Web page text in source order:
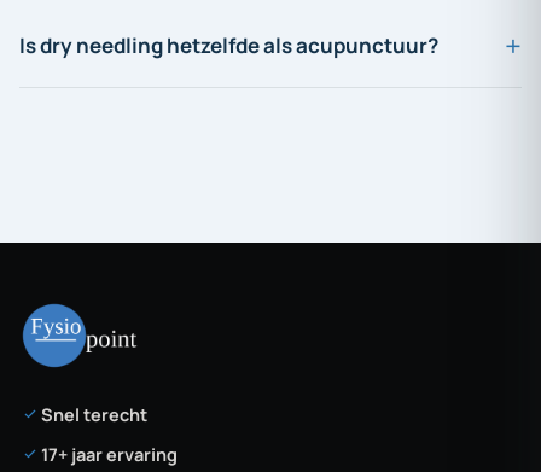
Is dry needling hetzelfde als acupunctuur?
Snel terecht
17+ jaar ervaring